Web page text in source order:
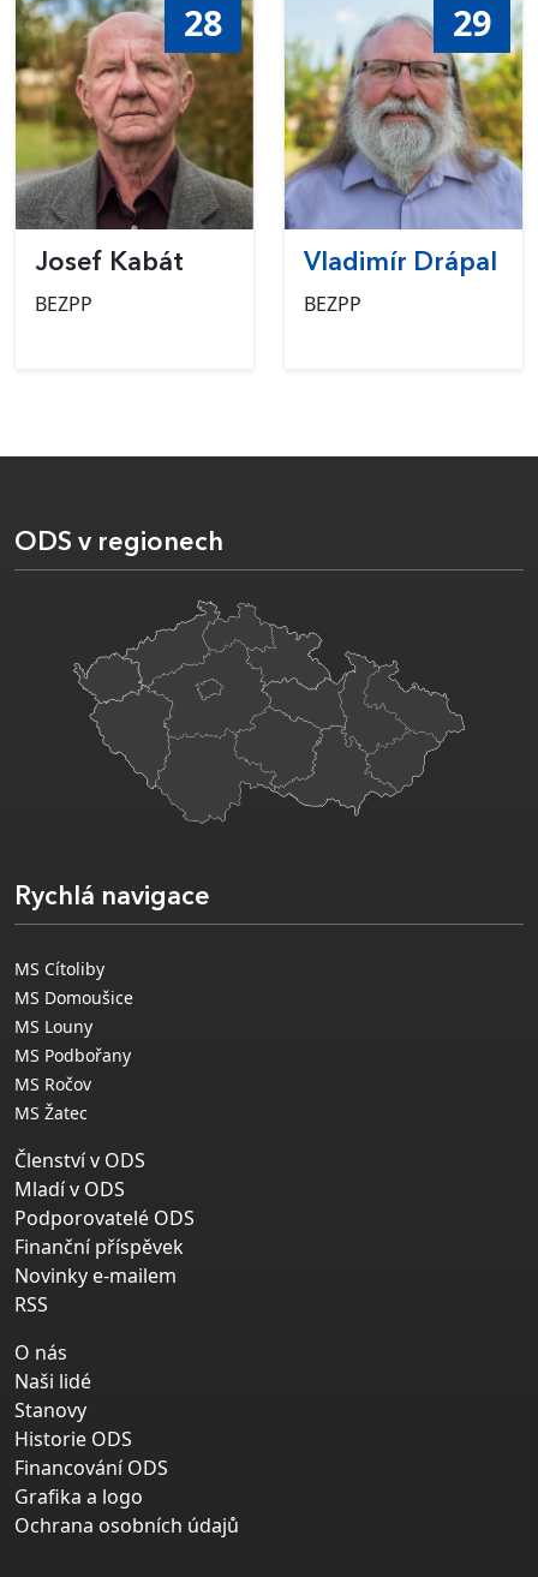
28
Josef Kabát
BEZPP
29
Vladimír Drápal
BEZPP
ODS v regionech
Rychlá navigace
MS Cítoliby
MS Domoušice
MS Louny
MS Podbořany
MS Ročov
MS Žatec
Členství v ODS
Mladí v ODS
Podporovatelé ODS
Finanční příspěvek
Novinky e-mailem
RSS
O nás
Naši lidé
Stanovy
Historie ODS
Financování ODS
Grafika a logo
Ochrana osobních údajů